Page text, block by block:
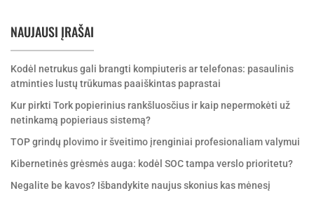
NAUJAUSI ĮRAŠAI
Kodėl netrukus gali brangti kompiuteris ar telefonas: pasaulinis
atminties lustų trūkumas paaiškintas paprastai
Kur pirkti Tork popierinius rankšluosčius ir kaip nepermokėti už
netinkamą popieriaus sistemą?
TOP grindų plovimo ir šveitimo įrenginiai profesionaliam valymui
Kibernetinės grėsmės auga: kodėl SOC tampa verslo prioritetu?
Negalite be kavos? Išbandykite naujus skonius kas mėnesį